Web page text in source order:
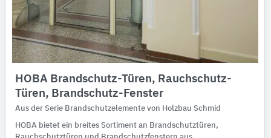
HOBA Brandschutz-Türen, Rauchschutz-
Türen, Brandschutz-Fenster
Aus der Serie Brandschutzelemente von Holzbau Schmid
HOBA bietet ein breites Sortiment an Brandschutztüren,